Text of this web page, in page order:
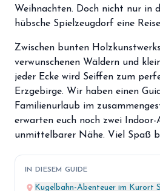
menu_book Guides
map Karte
storefront Shop
loyalty Mitgliedschaft
groups Entdecker Crew
Weihnachten. Doch nicht nur in
hübsche Spielzeugdorf eine
Zwischen bunten
verwunschenen Wäldern und
jeder Ecke wird Seiffen zum
Erzgebirge. Wir haben einen
Familienurlaub im
erwarten euch noch zwei
unmittelbarer Nähe. Viel Spaß
IN DIESEM GUIDE
place Kugelbahn-Abenteuer im Kurort